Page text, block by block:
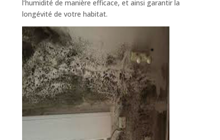
l’humidité de manière efficace, et ainsi garantir la
longévité de votre habitat.